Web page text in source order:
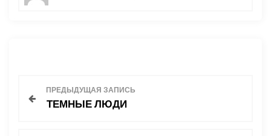
ПРЕДЫДУЩАЯ ЗАПИСЬ
ТЕМНЫЕ ЛЮДИ